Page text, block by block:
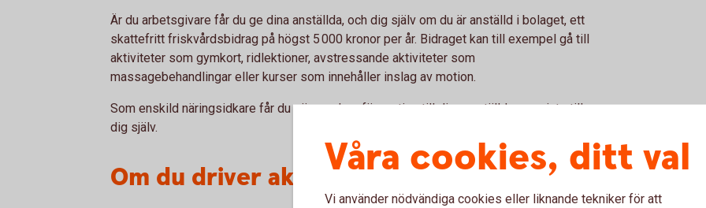
Är du arbetsgivare får du ge dina anställda, och dig själv om du är anställd i bolaget, ett
skattefritt friskvårdsbidrag på högst 5 000 kronor per år. Bidraget kan till exempel gå till
aktiviteter som gymkort, ridlektioner, avstressande aktiviteter som
massagebehandlingar eller kurser som innehåller inslag av motion.
Som enskild näringsidkare får du göra avdrag för motion till dina anställda, men inte till
dig själv.
Om du driver aktiebolagVåra cookies, ditt val
Vi använder nödvändiga cookies eller liknande tekniker för att